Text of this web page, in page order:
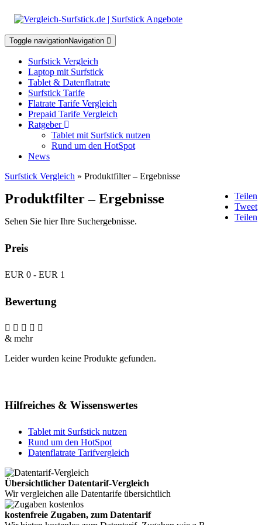
Toggle navigationNavigation
Surfstick Vergleich
Laptop mit Surfstick
Tablet & Datenflatrate
Surfstick Tarife
Flatrate Tarife Vergleich
Prepaid Tarife Vergleich
Ratgeber
Tablet mit Surfstick nutzen
Rund um den HotSpot
News
Surfstick Vergleich » Produktfilter – Ergebnisse
Teilen
Tweet
Teilen
Produktfilter – Ergebnisse
Sehen Sie hier Ihre Suchergebnisse.
Preis
EUR 0 - EUR 1
Bewertung
& mehr
Leider wurden keine Produkte gefunden.
Hilfreiches & Wissenswertes
Tablet mit Surfstick nutzen
Rund um den HotSpot
Datenflatrate Tarifvergleich
Übersichtlicher Datentarif-Vergleich
Wir vergleichen alle Datentarife übersichtlich
kostenfreie Zugaben, zum Datentarif